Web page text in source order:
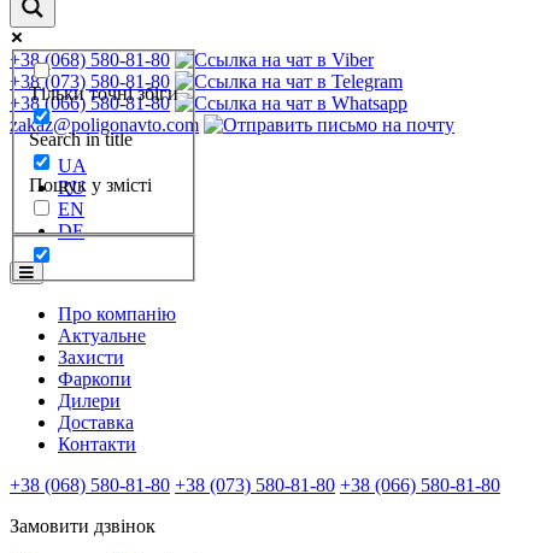
Тільки точні збіги
Search in title
Пошук у змісті
+38 (068) 580-81-80
+38 (073) 580-81-80
+38 (066) 580-81-80
zakaz@poligonavto.com
UA
RU
EN
DE
Про компанію
Актуальне
Захисти
Фаркопи
Дилери
Доставка
Контакти
+38 (068) 580-81-80 +38 (073) 580-81-80 +38 (066) 580-81-80
Замовити дзвінок